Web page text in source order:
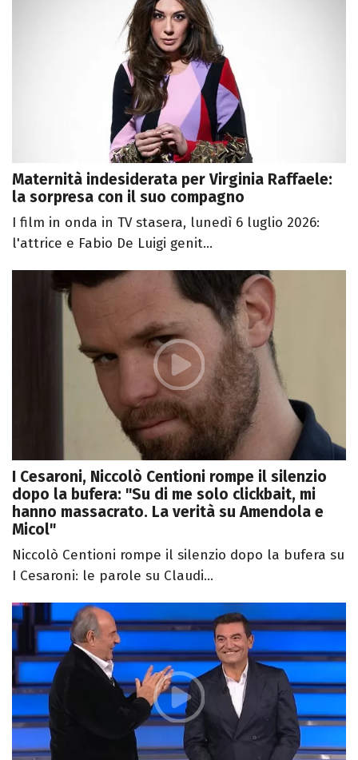
Maternità indesiderata per Virginia Raffaele:
la sorpresa con il suo compagno
I film in onda in TV stasera, lunedì 6 luglio 2026:
l'attrice e Fabio De Luigi genit...
I Cesaroni, Niccolò Centioni rompe il silenzio
dopo la bufera: "Su di me solo clickbait, mi
hanno massacrato. La verità su Amendola e
Micol"
Niccolò Centioni rompe il silenzio dopo la bufera su
I Cesaroni: le parole su Claudi...